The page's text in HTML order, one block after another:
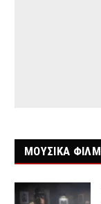
ΜΟΥΣΙΚΑ ΦΙΛΜ